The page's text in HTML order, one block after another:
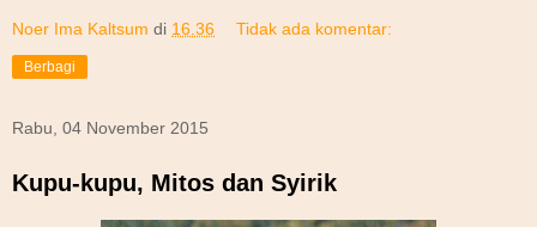
Noer Ima Kaltsum di 16.36 Tidak ada komentar:
Berbagi
Rabu, 04 November 2015
Kupu-kupu, Mitos dan Syirik